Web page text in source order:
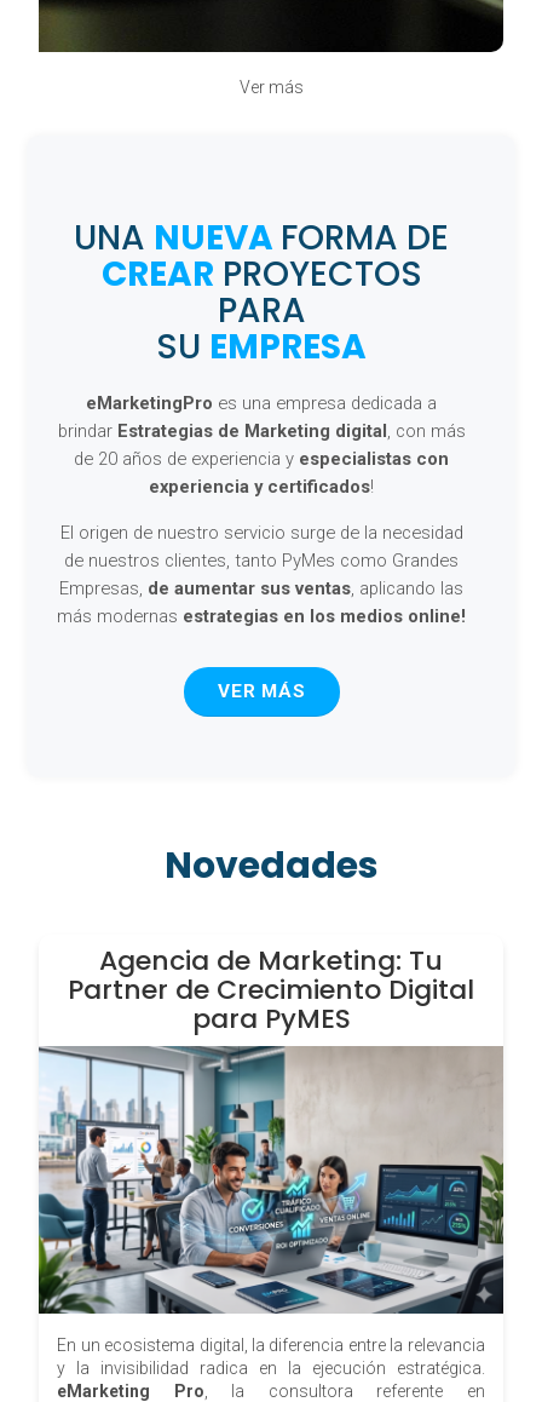
Ver más
UNA NUEVA FORMA DE
CREAR PROYECTOS
PARA
SU EMPRESA
eMarketingPro es una empresa dedicada a
brindar Estrategias de Marketing digital, con más
de 20 años de experiencia y especialistas con
experiencia y certificados!
El origen de nuestro servicio surge de la necesidad
de nuestros clientes, tanto PyMes como Grandes
Empresas, de aumentar sus ventas, aplicando las
más modernas estrategias en los medios online!
VER MÁS
Novedades
Agencia de Marketing: Tu
Partner de Crecimiento Digital
para PyMES
En un ecosistema digital, la diferencia entre la relevancia
y la invisibilidad radica en la ejecución estratégica.
eMarketing Pro , la consultora referente en